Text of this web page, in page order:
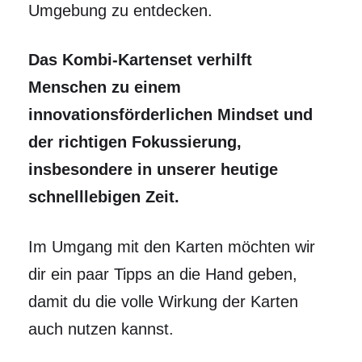
Umgebung zu entdecken.
Das Kombi-Kartenset verhilft
Menschen zu einem
innovationsförderlichen Mindset und
der richtigen Fokussierung,
insbesondere in unserer heutige
schnelllebigen Zeit.
Im Umgang mit den Karten möchten wir
dir ein paar Tipps an die Hand geben,
damit du die volle Wirkung der Karten
auch nutzen kannst.